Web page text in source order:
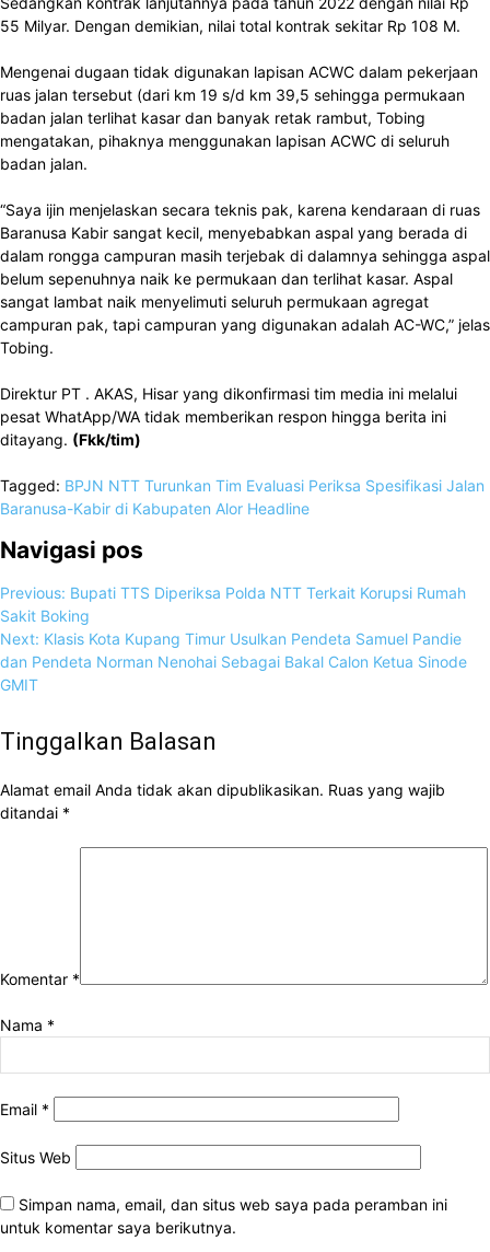
55 Milyar. Dengan demikian, nilai total kontrak sekitar Rp 108 M.
Mengenai dugaan tidak digunakan lapisan ACWC dalam pekerjaan
ruas jalan tersebut (dari km 19 s/d km 39,5 sehingga permukaan
badan jalan terlihat kasar dan banyak retak rambut, Tobing
mengatakan, pihaknya menggunakan lapisan ACWC di seluruh
badan jalan.
“Saya ijin menjelaskan secara teknis pak, karena kendaraan di ruas
Baranusa Kabir sangat kecil, menyebabkan aspal yang berada di
dalam rongga campuran masih terjebak di dalamnya sehingga aspal
belum sepenuhnya naik ke permukaan dan terlihat kasar. Aspal
sangat lambat naik menyelimuti seluruh permukaan agregat
campuran pak, tapi campuran yang digunakan adalah AC-WC,” jelas
Tobing.
Direktur PT . AKAS, Hisar yang dikonfirmasi tim media ini melalui
pesat WhatApp/WA tidak memberikan respon hingga berita ini
ditayang. (Fkk/tim)
Tagged: BPJN NTT Turunkan Tim Evaluasi Periksa Spesifikasi Jalan
Baranusa-Kabir di Kabupaten Alor Headline
Navigasi pos
Previous: Bupati TTS Diperiksa Polda NTT Terkait Korupsi Rumah
Sakit Boking
Next: Klasis Kota Kupang Timur Usulkan Pendeta Samuel Pandie
dan Pendeta Norman Nenohai Sebagai Bakal Calon Ketua Sinode
GMIT
Tinggalkan Balasan
Alamat email Anda tidak akan dipublikasikan. Ruas yang wajib
ditandai *
Komentar *
Nama *
Email *
Situs Web
Simpan nama, email, dan situs web saya pada peramban ini
untuk komentar saya berikutnya.